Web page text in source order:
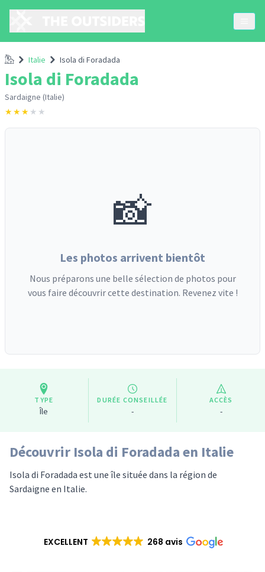
Accueil
Italie Isola di Foradada
Isola di Foradada
Sardaigne (Italie)
★★★ ★ ★
📸
Les photos arrivent bientôt
Nous préparons une belle sélection de photos pour
vous faire découvrir cette destination. Revenez vite !
TYPE
Île
DURÉE CONSEILLÉE
-
ACCÈS
-
Découvrir Isola di Foradada en Italie
Isola di Foradada est une île située dans la région de
Sardaigne en Italie.
EXCELLENT 268 avis